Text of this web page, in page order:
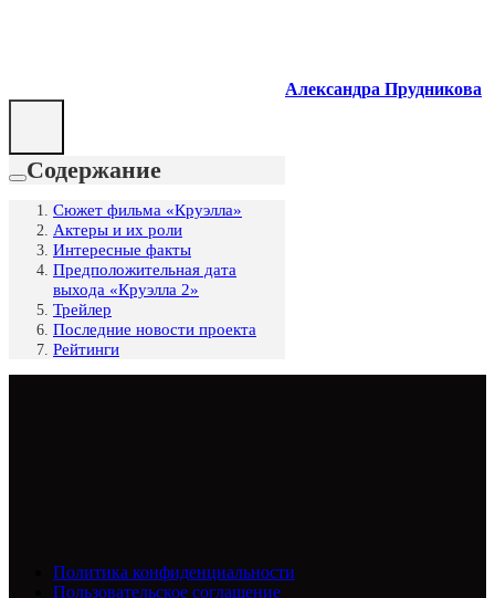
Александра Прудникова
Содержание
Сюжет фильма «Круэлла»
Актеры и их роли
Интересные факты
Предположительная дата
выхода «Круэлла 2»
Трейлер
Последние новости проекта
Рейтинги
Политика конфиденциальности
Пользовательское соглашение